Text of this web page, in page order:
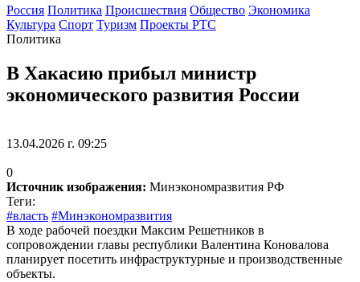
Россия Политика Происшествия Общество Экономика
Культура Спорт Туризм Проекты РТС
Политика
В Хакасию прибыл министр
экономического развития России
13.04.2026 г. 09:25
0
Источник изображения: Минэкономразвития РФ
Теги:
#власть #Минэкономразвития
В ходе рабочей поездки Максим Решетников в
сопровождении главы республики Валентина Коновалова
планирует посетить инфраструктурные и производственные
объекты.